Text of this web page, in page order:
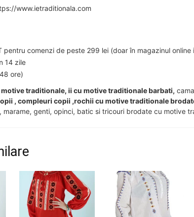
www.ietraditionala.com
pentru comenzi de peste 299 lei (doar în magazinul online
14 zile
ore)
traditionale, ii cu motive traditionale barbati,
, compleuri copii ,rochii cu motive traditionale
marame, genti, opinci, batic si tricouri brodate cu motive